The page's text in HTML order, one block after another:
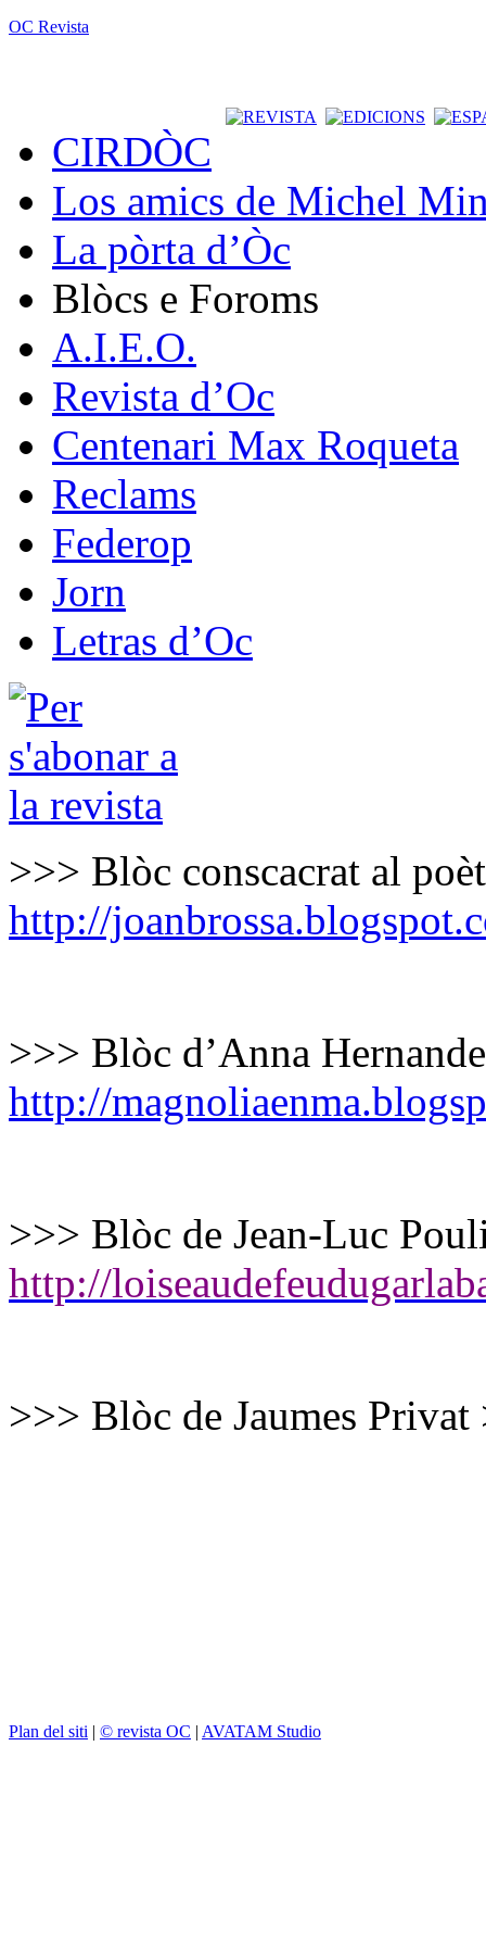
OC Revista
CIRDÒC
Los amics de Michel
La pòrta d’Òc
Blòcs e Foroms
A.I.E.O.
Revista d’Oc
Centenari Max Roqueta
Reclams
Federop
Jorn
Letras d’Oc
>>> Blòc conscacrat al
http://
>>> Blòc d’Anna
http://
>>> Blòc de Jean-Luc
http://
>>> Blòc de Jaumes Privat
Plan del siti | © revista OC | AVATAM Studio